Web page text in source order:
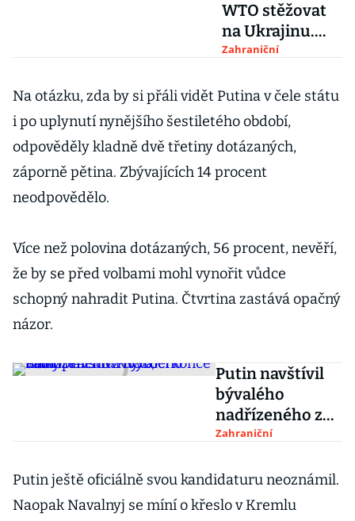
WTO stěžovat
na Ukrajinu.
Prý ho
omezujícími
opatřeními
Zahraniční
Na otázku, zda by si přáli vidět Putina v čele státu
i po uplynutí nynějšího šestiletého období,
odpověděly kladně dvě třetiny dotázaných,
záporně pětina. Zbývajících 14 procent
neodpovědělo.
Více než polovina dotázaných, 56 procent, nevěří,
že by se před volbami mohl vynořit vůdce
schopný nahradit Putina. Čtvrtina zastává opačný
názor.
Putin navštívil
bývalého
nadřízeného z
KGB, blahopřál
konce války
Zahraniční
Putin ještě oficiálně svou kandidaturu neoznámil.
Naopak Navalnyj se míní o křeslo v Kremlu